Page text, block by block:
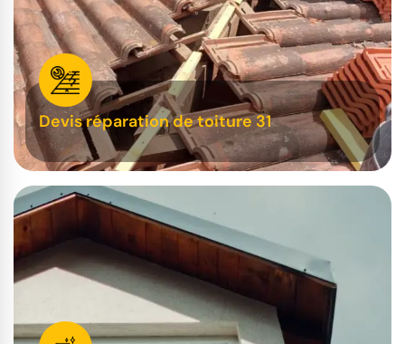
Devis réparation de toiture 31